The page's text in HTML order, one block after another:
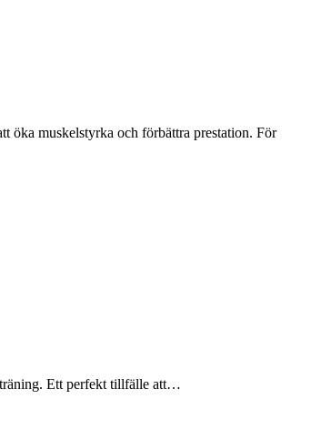
öka muskelstyrka och förbättra prestation. För
träning. Ett perfekt tillfälle att…